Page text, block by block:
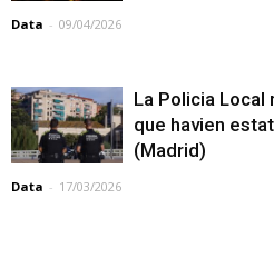
Data - 09/04/2026
La Policia
que havien
(Madrid)
Data - 17/03/2026